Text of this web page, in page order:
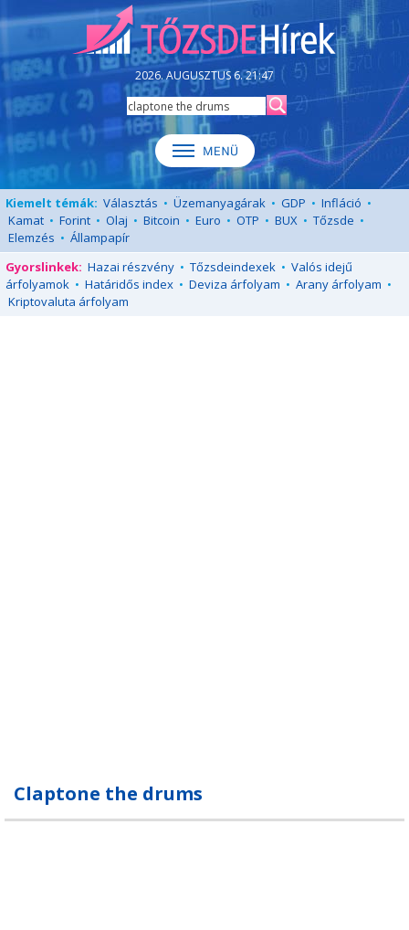
2026. AUGUSZTUS 6. 21:47
Kiemelt témák: Választás • Üzemanyagárak • GDP • Infláció •
Kamat • Forint • Olaj • Bitcoin • Euro • OTP • BUX • Tőzsde •
Elemzés • Állampapír
Gyorslinkek: Hazai részvény • Tőzsdeindexek • Valós idejű
árfolyamok • Határidős index • Deviza árfolyam • Arany árfolyam •
Kriptovaluta árfolyam
Claptone the drums